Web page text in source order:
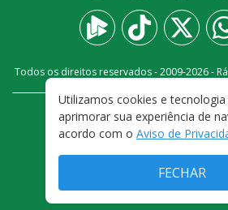
Todos os direitos reservados - 2009-2026-
CARREIRA FALE CONOSCO
TERMOS E CONDIÇÕES DE
Utilizamos cookies e tecnologia
aprimorar sua experiência de
acordo com o Aviso de
FECHAR